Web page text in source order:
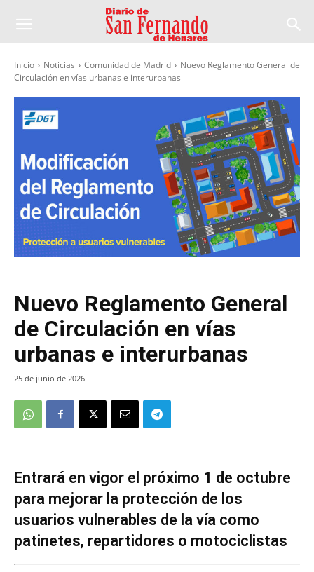
Inicio Noticias Comunidad de Madrid
Nuevo Reglamento General de
Circulación en vías urbanas e interurbanas
Nuevo Reglamento General
de Circulación en vías
urbanas e interurbanas
25 de junio de 2026
Entrará en vigor el próximo 1 de octubre
para mejorar la protección de los
usuarios vulnerables de la vía como
patinetes, repartidores o motociclistas